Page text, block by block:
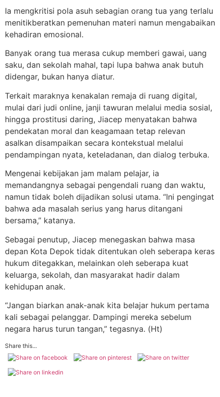
Ia mengkritisi pola asuh sebagian orang tua yang terlalu
menitikberatkan pemenuhan materi namun mengabaikan
kehadiran emosional.
Banyak orang tua merasa cukup memberi gawai, uang
saku, dan sekolah mahal, tapi lupa bahwa anak butuh
didengar, bukan hanya diatur.
Terkait maraknya kenakalan remaja di ruang digital,
mulai dari judi online, janji tawuran melalui media sosial,
hingga prostitusi daring, Jiacep menyatakan bahwa
pendekatan moral dan keagamaan tetap relevan
asalkan disampaikan secara kontekstual melalui
pendampingan nyata, keteladanan, dan dialog terbuka.
Mengenai kebijakan jam malam pelajar, ia
memandangnya sebagai pengendali ruang dan waktu,
namun tidak boleh dijadikan solusi utama. “Ini pengingat
bahwa ada masalah serius yang harus ditangani
bersama,” katanya.
Sebagai penutup, Jiacep menegaskan bahwa masa
depan Kota Depok tidak ditentukan oleh seberapa keras
hukum ditegakkan, melainkan oleh seberapa kuat
keluarga, sekolah, dan masyarakat hadir dalam
kehidupan anak.
“Jangan biarkan anak-anak kita belajar hukum pertama
kali sebagai pelanggar. Dampingi mereka sebelum
negara harus turun tangan,” tegasnya. (Ht)
Share this...